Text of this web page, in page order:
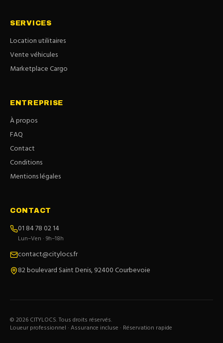
SERVICES
Location utilitaires
Vente véhicules
Marketplace Cargo
ENTREPRISE
À propos
FAQ
Contact
Conditions
Mentions légales
CONTACT
01 84 78 02 14
Lun–Ven · 9h–18h
contact@citylocs.fr
82 boulevard Saint Denis, 92400 Courbevoie
© 2026 CITYLOCS. Tous droits réservés.
Loueur professionnel · Assurance incluse · Réservation rapide